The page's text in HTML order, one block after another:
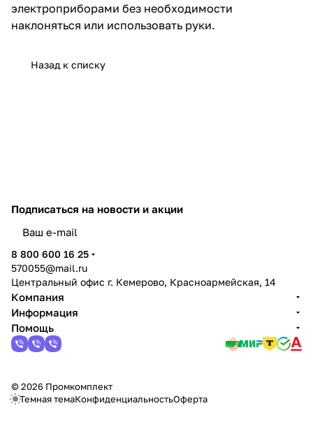
электроприборами без необходимости
наклоняться или использовать руки.
Назад к списку
Подписаться на новости и акции
8 800 600 16 25
570055@mail.ru
Центральный офис г. Кемерово, Красноармейская, 14
Компания
Информация
Помощь
© 2026 Промкомплект
Темная темаКонфиденциальностьОферта